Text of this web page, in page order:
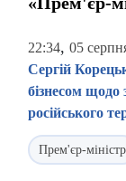
22:34, 05
Сергій
бізнесом щодо
російського
Прем'єр-міністр